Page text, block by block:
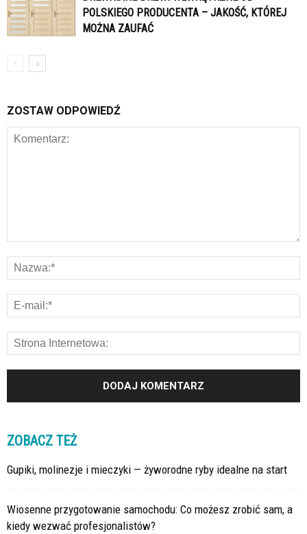
POLSKIEGO PRODUCENTA – JAKOŚĆ, KTÓREJ
MOŻNA ZAUFAĆ
ZOSTAW ODPOWIEDŹ
ZOBACZ TEŻ
Gupiki, molinezje i mieczyki — żyworodne ryby idealne na start
Wiosenne przygotowanie samochodu: Co możesz zrobić sam, a
kiedy wezwać profesjonalistów?